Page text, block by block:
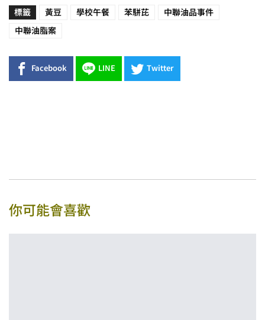
標籤 黃豆 學校午餐 苯駢芘 中聯油品事件
中聯油脂案
Facebook LINE Twitter
你可能會喜歡